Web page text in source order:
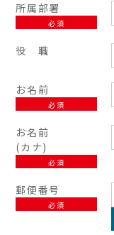
所属部署
必須
役 職
お名前
必須
お名前
(カナ)
必須
郵便番号
必須